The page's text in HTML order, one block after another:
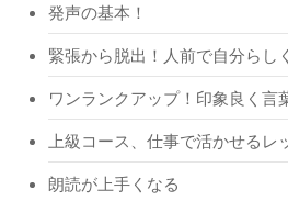
発声の基本！
緊張から脱出！人前で自分らし
ワンランクアップ！印象良く言
上級コース、仕事で活かせるレ
朗読が上手くなる